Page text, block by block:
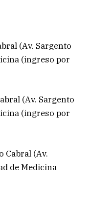
(Av. Sargento
(ingreso por
(Av. Sargento
(ingreso por
Cabral (Av.
de Medicina